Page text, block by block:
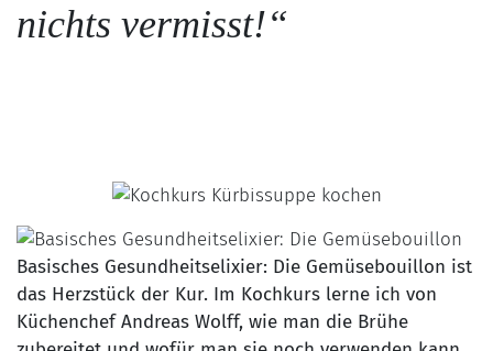
nichts vermisst!“
Basisches Gesundheitselixier: Die Gemüsebouillon ist
das Herzstück der Kur. Im Kochkurs lerne ich von
Küchenchef Andreas Wolff, wie man die Brühe